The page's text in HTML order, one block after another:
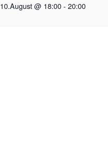
10.August @ 18:00-20:00